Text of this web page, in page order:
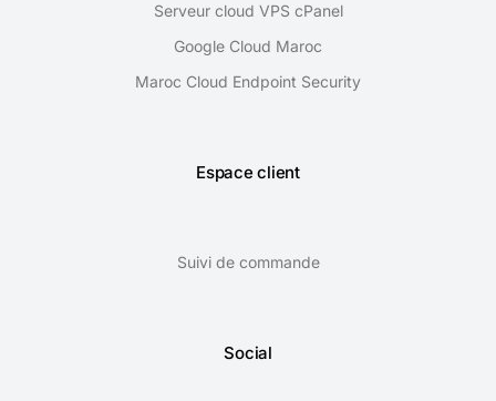
Serveur cloud VPS cPanel
Google Cloud Maroc
Maroc Cloud Endpoint Security
Espace client
Suivi de commande
Social